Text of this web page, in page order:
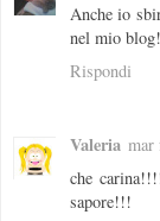
Anche io
nel mio
Rispondi
Valeria mar
che
sapore!!!